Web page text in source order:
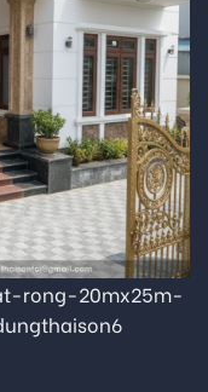
rong-20mx25m-